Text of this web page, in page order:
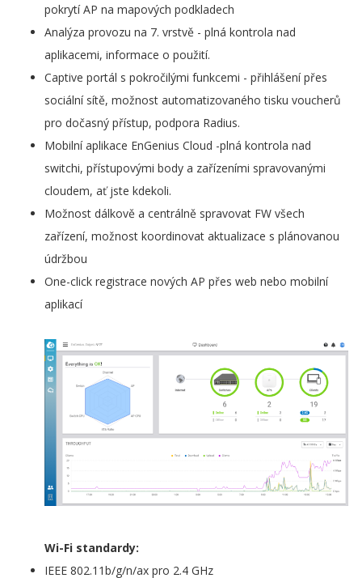
pokrytí AP na mapových podkladech
Analýza provozu na 7. vrstvě - plná kontrola nad
aplikacemi, informace o použití.
Captive portál s pokročilými funkcemi - přihlášení přes
sociální sítě, možnost automatizovaného tisku voucherů
pro dočasný přístup, podpora Radius.
Mobilní aplikace EnGenius Cloud -plná kontrola nad
switchi, přístupovými body a zařízeními spravovanými
cloudem, ať jste kdekoli.
Možnost dálkově a centrálně spravovat FW všech
zařízení, možnost koordinovat aktualizace s plánovanou
údržbou
One-click registrace nových AP přes web nebo mobilní
aplikací
Wi-Fi standardy:
IEEE 802.11b/g/n/ax pro 2.4 GHz